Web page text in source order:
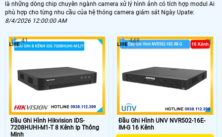
là những dòng chip chuyên ngành camera xử lý hình ảnh có tích hợp modul Ai
phù hợp cho từng nhu cầu của hệ thóng camera giám sát Ngày Upate:
8/4/2026 12:00:00 AM
Đầu Ghi Hình Hikvision IDS-
7208HUHI-M1-T 8 Kênh Ip Thông
Minh
41
Đầu Ghi Hình UNV NVR502-16E-
IM-G 16 Kênh
448